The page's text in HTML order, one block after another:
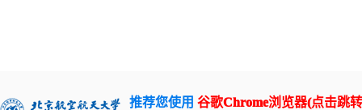
推荐您使用 谷歌Chrome浏览器(点击跳